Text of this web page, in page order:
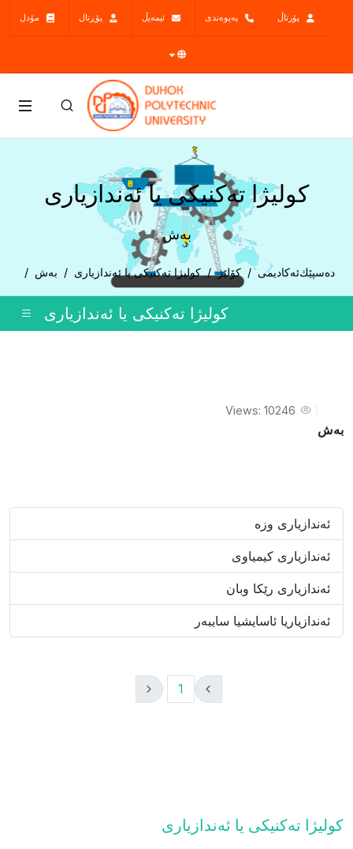
پۆرتاڵ پەیوەندی ئیمەیڵ پۆڕتال مۆدل
کولیژا تەکنیکى یا ئەندازیارى
بەش
دەسپێكئەکادیمی کۆلێژ کولیژا تەکنیکى یا ئەندازیارى بەش
کولیژا تەکنیکى یا ئەندازیارى
Views: 10246
بەش
ئەندازیاری وزە
ئەندازیاری کیمیاوی
ئەندازیاری رێکا وبان
ئەندازیاریا ئاسایشیا سایبەر
1
کولیژا تەکنیکى یا ئەندازیارى